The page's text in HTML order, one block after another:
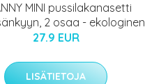
MINI pussilakanasetti
2 osaa - ekologinen
27.9 EUR
LISÄTIETOJA